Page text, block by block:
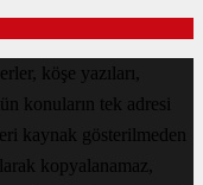
köşe yazıları,
konuların tek adresi
kaynak gösterilmeden
kopyalanamaz,